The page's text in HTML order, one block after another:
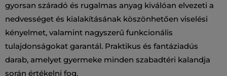
gyorsan száradó és rugalmas anyag kiválóan elvezeti a
nedvességet és kialakításának köszönhetően viselési
kényelmet, valamint nagyszerű funkcionális
tulajdonságokat garantál. Praktikus és fantáziadús
darab, amelyet gyermeke minden szabadtéri kalandja
során értékelni fog.